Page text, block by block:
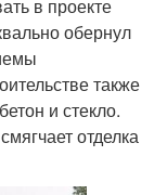
в проекте
обернул
также
и стекло.
отделка